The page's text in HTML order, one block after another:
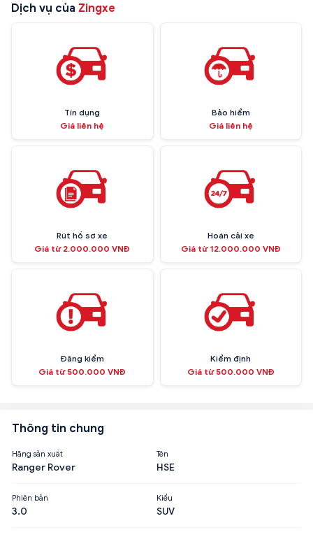
Dịch vụ của Zingxe
Tín dụng
Giá liên hệ
Bảo hiểm
Giá liên hệ
Rút hồ sơ xe
Giá từ 2.000.000 VNĐ
Hoán cải xe
Giá từ 12.000.000 VNĐ
Đăng kiểm
Giá từ 500.000 VNĐ
Kiểm định
Giá từ 500.000 VNĐ
Thông tin chung
Hãng sản xuất
Ranger Rover
Tên
HSE
Phiên bản
3.0
Kiểu
SUV